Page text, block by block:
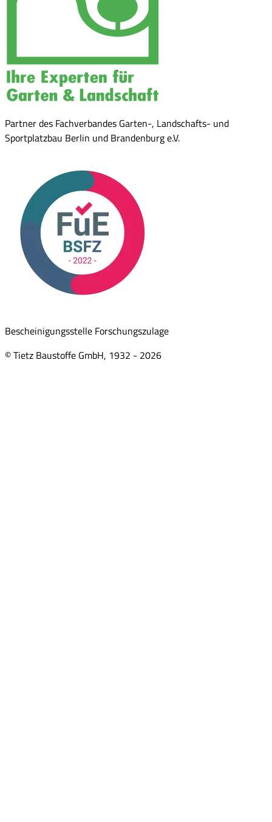
Partner des Fachverbandes Garten-, Landschafts- und
Sportplatzbau Berlin und Brandenburg e.V.
Bescheinigungsstelle Forschungszulage
© Tietz Baustoffe GmbH, 1932 - 2026